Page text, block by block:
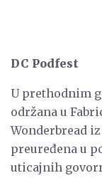
DC Podfest
U prethodnim
održana u
Wonderbread iz
preuređena u
uticajnih